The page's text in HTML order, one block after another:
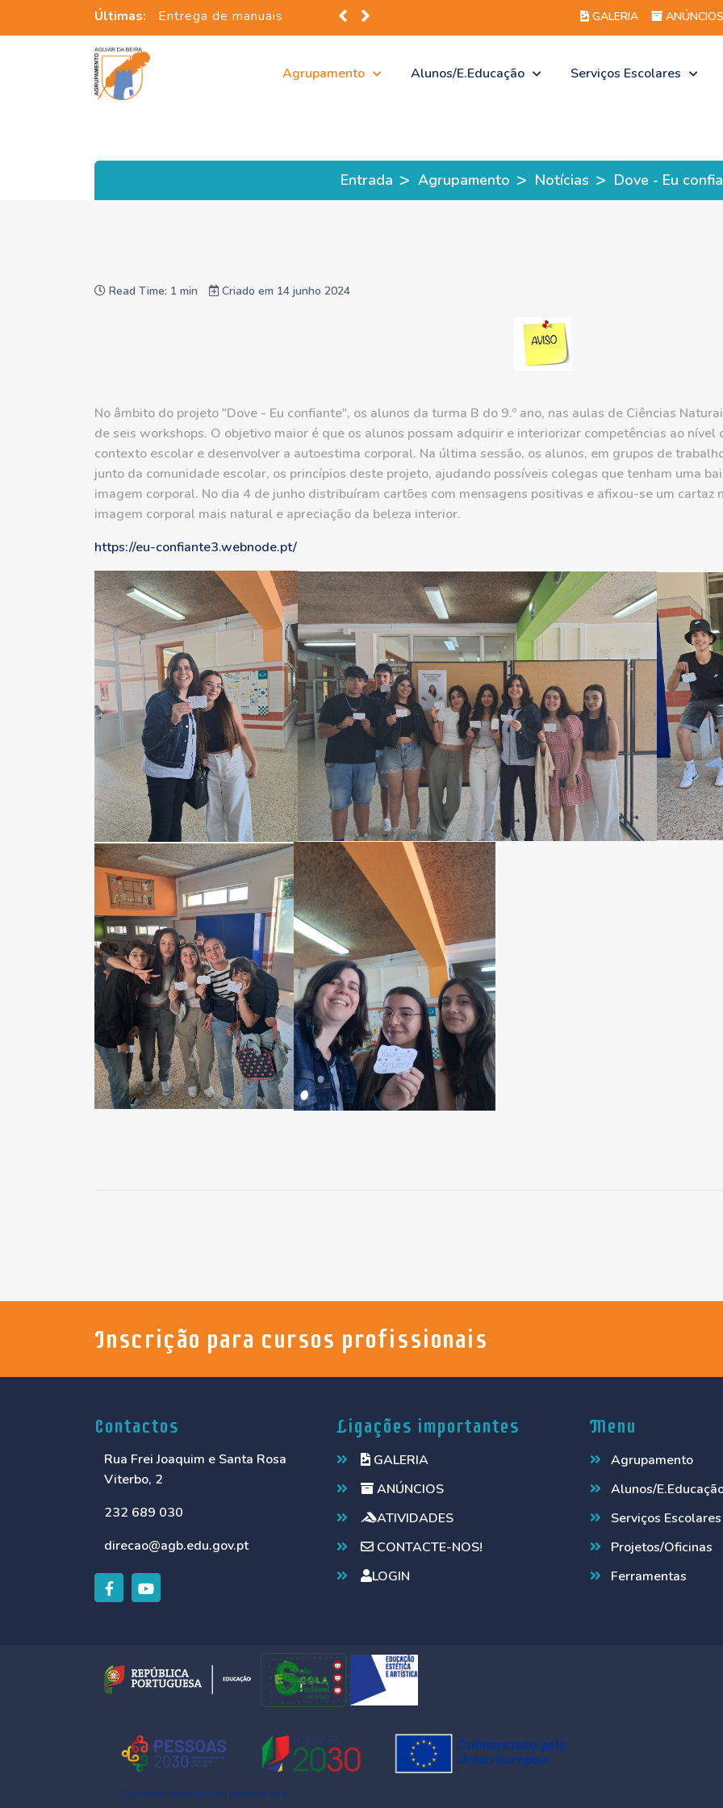
Últimas: Entrega de manuais GALERIA ANÚNCIOS
Agrupamento Alunos/E.Educação Serviços Escolares
Entrada > Agrupamento > Notícias > Dove - Eu
Read Time: 1 min Criado em 14 junho 2024
No âmbito do projeto "Dove - Eu confiante", os alunos da turma B do 9.º ano, nas aulas de Ciências
de seis workshops. O objetivo maior é que os alunos possam adquirir e interiorizar competências ao
contexto escolar e desenvolver a autoestima corporal. Na última sessão, os alunos, em grupos de
junto da comunidade escolar, os princípios deste projeto, ajudando possíveis colegas que tenham uma
imagem corporal. No dia 4 de junho distribuíram cartões com mensagens positivas e afixou-se um cartaz
imagem corporal mais natural e apreciação da beleza interior.
https://eu-confiante3.webnode.pt/
Inscrição para cursos profissionais
Contactos
Rua Frei Joaquim e Santa Rosa
Viterbo, 2
232 689 030
direcao@agb.edu.gov.pt
Ligações importantes
GALERIA
ANÚNCIOS
ATIVIDADES
CONTACTE-NOS!
LOGIN
Menu
Agrupamento
Alunos/
Serviços Escolares
Projetos/Oficinas
Ferramentas